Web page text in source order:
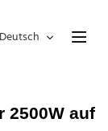
Deutsch
2500W auf